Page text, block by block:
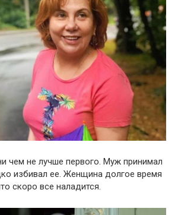
чем не лучше первого. Муж принимал
избивал ее. Женщина долгое время
скоро все наладится.